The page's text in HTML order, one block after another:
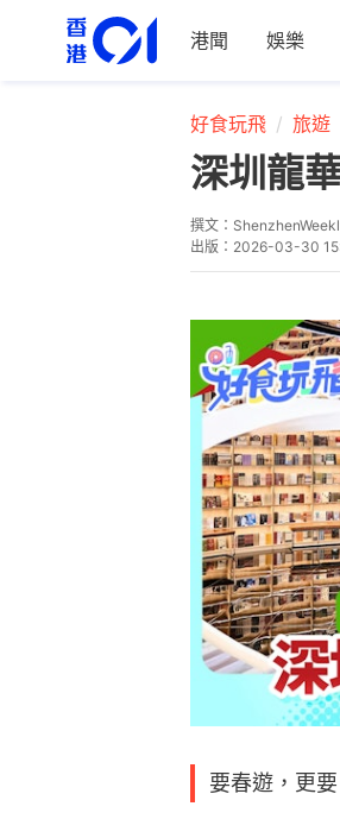
港聞 娛樂
好食玩飛 旅遊
深圳龍
撰文：
出版： 2026-03-30
要春遊，更